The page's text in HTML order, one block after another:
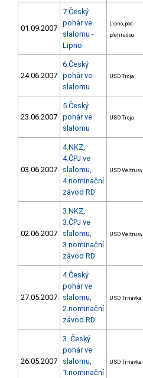
01.09.2007
7.Český
pohár ve
slalomu -
Lipno
Lipno, pod
přehradou
24.06.2007
6.Český
pohár ve
slalomu
USD Troja
23.06.2007
5.Český
pohár ve
slalomu
USD Troja
03.06.2007
4.NKZ,
4.ČPJ ve
slalomu,
4.nominační
závod RD
USD Veltrusy
02.06.2007
3.NKZ,
3.ČPJ ve
slalomu,
3.nominační
závod RD
USD Veltrusy
27.05.2007
4.Český
pohár ve
slalomu,
2.nominační
závod RD
USD Trnávka
26.05.2007
3. Český
pohár ve
slalomu,
1.nominační
USD Trnávka